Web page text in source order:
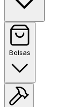
Bolsas